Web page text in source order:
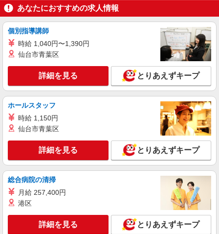
時給1500円〜2125円 ＜日払い有/週払い有/交
通費全支給(ガソリン代含む)＞
キープ 詳細を見る
株式会社kotrio /●UT-H-2020520
下野市★未経験OKの人間関係に悩まない職場
時給1500円〜2125円 ＜日払い有/週払い有/交
キープ 詳細を見る
派遣社員
株式会社kotrio /●UT-H-1733247
＜下野市＞障がい者デイサービスSTAFF＊40
時給1500円〜2125円 ＜日払い有/週払い有/交
通費全支給(ガソリン代含む)＞
あなたにおすすめの求人情報
個別指導講師
時給 1,040円〜1,390円
仙台市青葉区
詳細を見る とりあえずキープ
ホールスタッフ
時給 1,150円
仙台市青葉区
詳細を見る とりあえずキープ
総合病院の清掃
月給 257,400円
港区
詳細を見る とりあえずキープ